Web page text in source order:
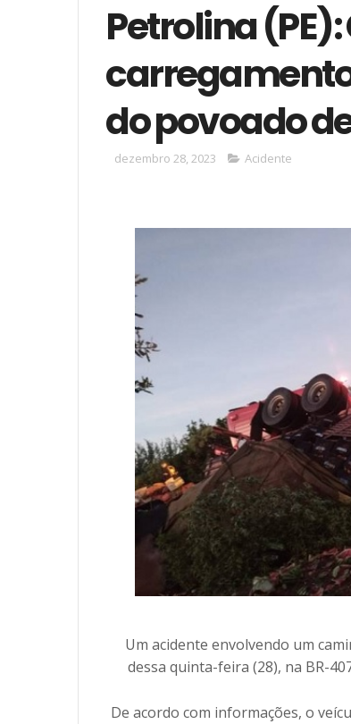
Petrolina
do povoado
dezembro 28, 2023 Acidente
Um acidente envolvendo um
dessa quinta-feira (28), na BR-
De acordo com informações, o